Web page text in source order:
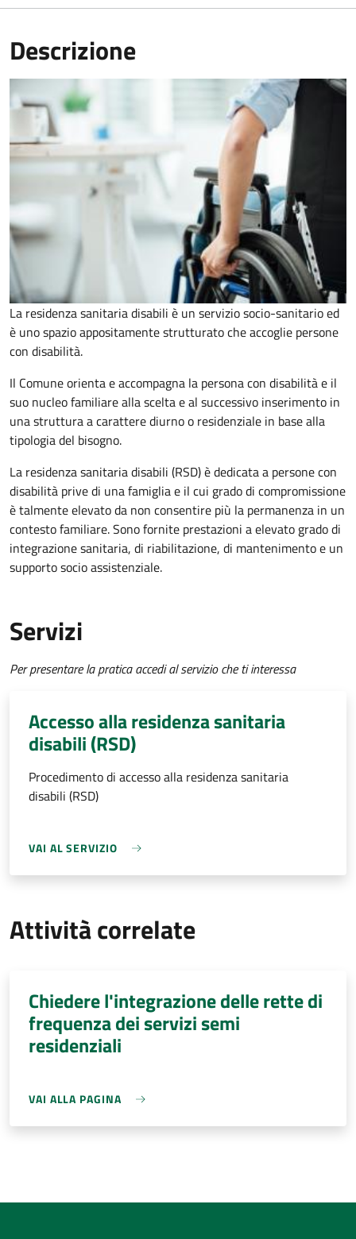
Descrizione
La residenza sanitaria disabili è un servizio socio-sanitario ed
è uno spazio appositamente strutturato che accoglie persone
con disabilità.
Il Comune orienta e accompagna la persona con disabilità e il
suo nucleo familiare alla scelta e al successivo inserimento in
una struttura a carattere diurno o residenziale in base alla
tipologia del bisogno.
La residenza sanitaria disabili (RSD) è dedicata a persone con
disabilità prive di una famiglia e il cui grado di compromissione
è talmente elevato da non consentire più la permanenza in un
contesto familiare. Sono fornite prestazioni a elevato grado di
integrazione sanitaria, di riabilitazione, di mantenimento e un
supporto socio assistenziale.
Servizi
Per presentare la pratica accedi al servizio che ti interessa
Accesso alla residenza sanitaria
disabili (RSD)
Procedimento di accesso alla residenza sanitaria
disabili (RSD)
VAI AL SERVIZIO
Attività correlate
Chiedere l'integrazione delle rette di
frequenza dei servizi semi
residenziali
VAI ALLA PAGINA